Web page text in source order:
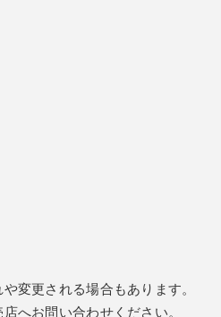
変更される場合もあります。
へお問い合わせください。